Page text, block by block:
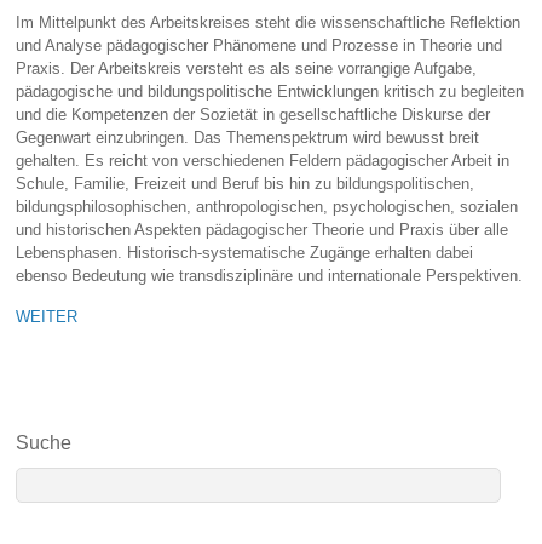
Im Mittelpunkt des Arbeitskreises steht die wissenschaftliche Reflektion
und Analyse pädagogischer Phänomene und Prozesse in Theorie und
Praxis. Der Arbeitskreis versteht es als seine vorrangige Aufgabe,
pädagogische und bildungspolitische Entwicklungen kritisch zu begleiten
und die Kompetenzen der Sozietät in gesellschaftliche Diskurse der
Gegenwart einzubringen. Das Themenspektrum wird bewusst breit
gehalten. Es reicht von verschiedenen Feldern pädagogischer Arbeit in
Schule, Familie, Freizeit und Beruf bis hin zu bildungspolitischen,
bildungsphilosophischen, anthropologischen, psychologischen, sozialen
und historischen Aspekten pädagogischer Theorie und Praxis über alle
Lebensphasen. Historisch-systematische Zugänge erhalten dabei
ebenso Bedeutung wie transdisziplinäre und internationale Perspektiven.
WEITER
Suche